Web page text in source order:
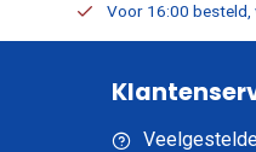
Voor 16:00 besteld,